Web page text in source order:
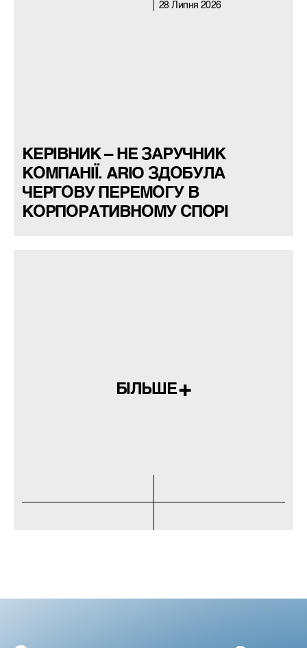
28 Липня 2026
КЕРІВНИК – НЕ ЗАРУЧНИК
КОМПАНІЇ. ARIO ЗДОБУЛА
ЧЕРГОВУ ПЕРЕМОГУ В
КОРПОРАТИВНОМУ СПОРІ
БІЛЬШЕ